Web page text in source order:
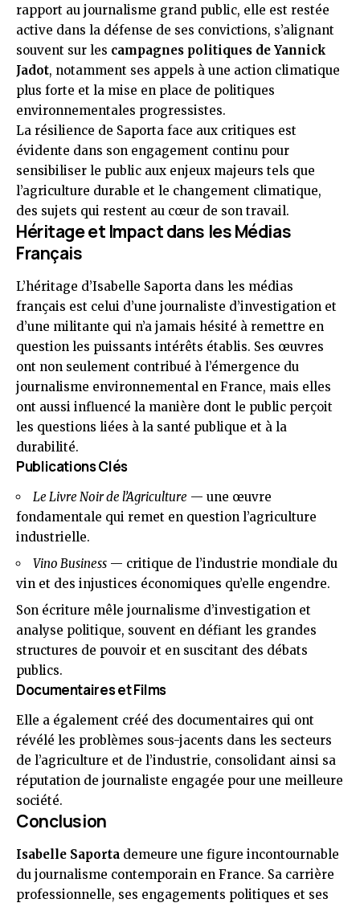
rapport au journalisme grand public, elle est restée
active dans la défense de ses convictions, s’alignant
souvent sur les campagnes politiques de Yannick
Jadot, notamment ses appels à une action climatique
plus forte et la mise en place de politiques
environnementales progressistes.
La résilience de Saporta face aux critiques est
évidente dans son engagement continu pour
sensibiliser le public aux enjeux majeurs tels que
l’agriculture durable et le changement climatique,
des sujets qui restent au cœur de son travail.
Héritage et Impact dans les Médias
Français
L’héritage d’Isabelle Saporta dans les médias
français est celui d’une journaliste d’investigation et
d’une militante qui n’a jamais hésité à remettre en
question les puissants intérêts établis. Ses œuvres
ont non seulement contribué à l’émergence du
journalisme environnemental en France, mais elles
ont aussi influencé la manière dont le public perçoit
les questions liées à la santé publique et à la
durabilité.
Publications Clés
Le Livre Noir de l’Agriculture — une œuvre
fondamentale qui remet en question l’agriculture
industrielle.
Vino Business — critique de l’industrie mondiale du
vin et des injustices économiques qu’elle engendre.
Son écriture mêle journalisme d’investigation et
analyse politique, souvent en défiant les grandes
structures de pouvoir et en suscitant des débats
publics.
Documentaires et Films
Elle a également créé des documentaires qui ont
révélé les problèmes sous-jacents dans les secteurs
de l’agriculture et de l’industrie, consolidant ainsi sa
réputation de journaliste engagée pour une meilleure
société.
Conclusion
Isabelle Saporta demeure une figure incontournable
du journalisme contemporain en France. Sa carrière
professionnelle, ses engagements politiques et ses